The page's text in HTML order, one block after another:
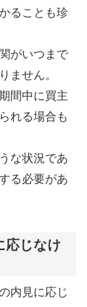
ることも珍
がいつまで
ません。
間中に買主
れる場合も
な状況であ
る必要があ
応じなけ
内見に応じ